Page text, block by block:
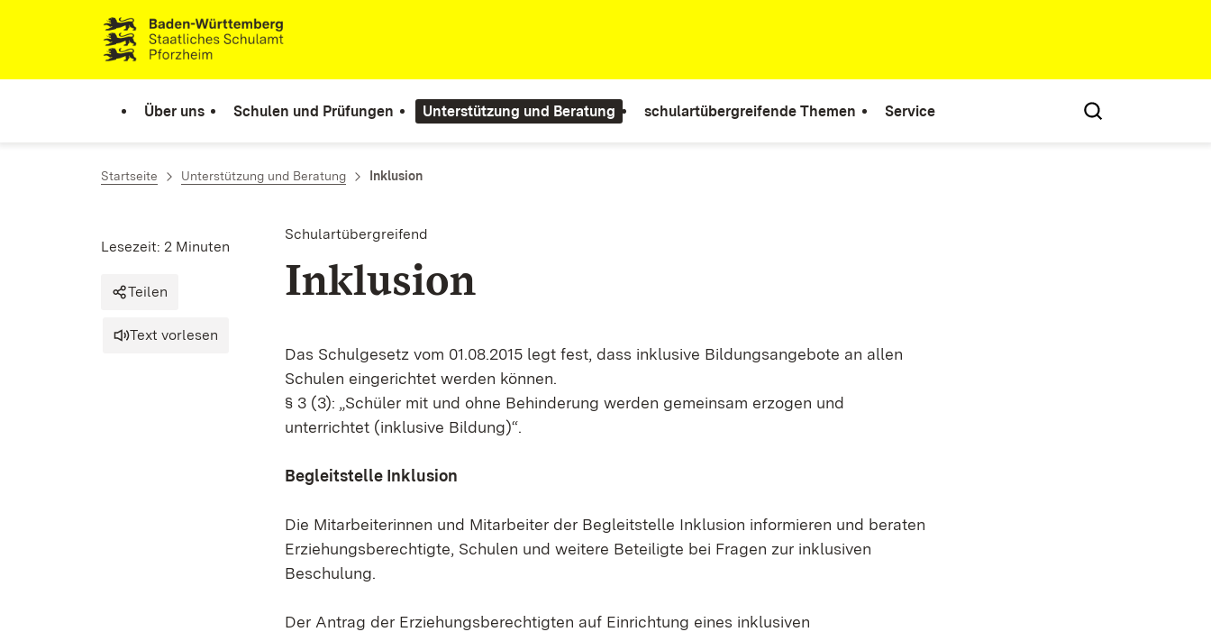
Zum Inhalt springen
Link zur Startseite
Über uns Schulen und Prüfungen Unterstützung und Beratung schulartübergreifende Themen Service
Startseite Unterstützung und Beratung Inklusion
Schulartübergreifend
Inklusion
Lesezeit: 2 Minuten
Teilen
Text vorlesen
Das Schulgesetz vom 01.08.2015 legt fest, dass inklusive Bildungsangebote an allen
Schulen eingerichtet werden können.
§ 3 (3): „Schüler mit und ohne Behinderung werden gemeinsam erzogen und
unterrichtet (inklusive Bildung)“.
Begleitstelle Inklusion
Die Mitarbeiterinnen und Mitarbeiter der Begleitstelle Inklusion informieren und beraten
Erziehungsberechtigte, Schulen und weitere Beteiligte bei Fragen zur inklusiven
Beschulung.
Der Antrag der Erziehungsberechtigten auf Einrichtung eines inklusiven